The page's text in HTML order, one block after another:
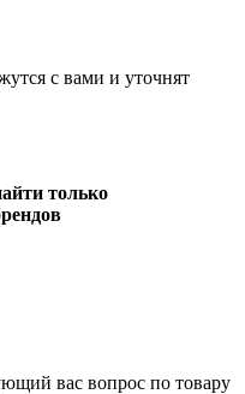
с вами и уточнят
только
вас вопрос по товару